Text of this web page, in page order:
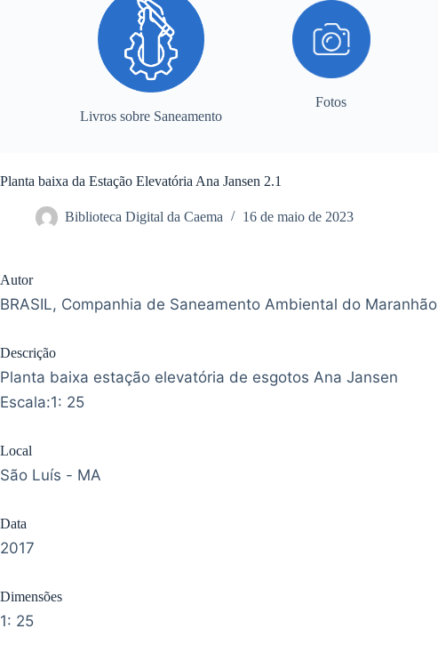
Livros sobre Saneamento
Fotos
Planta baixa da Estação Elevatória Ana Jansen 2.1
Biblioteca Digital da Caema 16 de maio de 2023
Autor
BRASIL, Companhia de Saneamento Ambiental do Maranhão
Descrição
Planta baixa estação elevatória de esgotos Ana Jansen
Escala:1: 25
Local
São Luís - MA
Data
2017
Dimensões
1: 25